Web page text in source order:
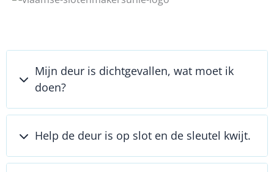
Mijn deur is dichtgevallen, wat moet ik
doen?
Help de deur is op slot en de sleutel kwijt.